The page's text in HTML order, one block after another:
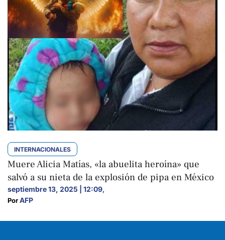
INTERNACIONALES
Muere Alicia Matías, «la abuelita heroína» que
salvó a su nieta de la explosión de pipa en México
septiembre 13, 2025 | 12:09,
Por AFP